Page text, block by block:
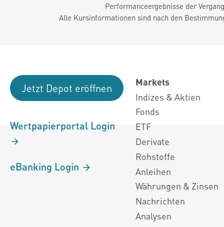
Performanceergebnisse der
Alle Kursinformationen sind nach den
Jetzt Depot eröffnen
Wertpapierportal Login
eBanking Login
Markets
Indizes & Aktien
Fonds
ETF
Derivate
Rohstoffe
Anleihen
Währungen & Zinsen
Nachrichten
Analysen